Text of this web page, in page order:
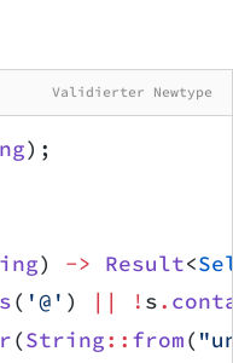
Validierter Newtype
);
) -> Result<
( '@' ) || ! s.
(String:: from(